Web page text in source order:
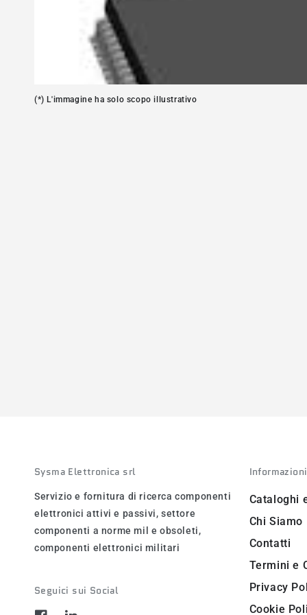
(*) L'immagine ha solo scopo illustrativo
Sysma Elettronica srl
Servizio e fornitura di ricerca componenti
elettronici attivi e passivi, settore
componenti a norme mil e obsoleti,
componenti elettronici militari
Seguici sui Social
Informazioni
Cataloghi
Chi Siamo
Contatti
Termini e
Privacy
Cookie